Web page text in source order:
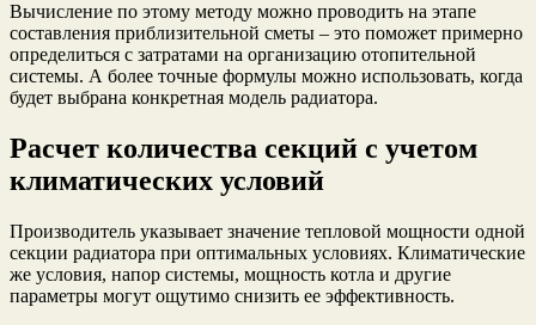
Вычисление по этому методу можно проводить на этапе
составления приблизительной сметы – это поможет примерно
определиться с затратами на организацию отопительной
системы. А более точные формулы можно использовать, когда
будет выбрана конкретная модель радиатора.
Расчет количества секций с учетом
климатических условий
Производитель указывает значение тепловой мощности одной
секции радиатора при оптимальных условиях. Климатические
же условия, напор системы, мощность котла и другие
параметры могут ощутимо снизить ее эффективность.